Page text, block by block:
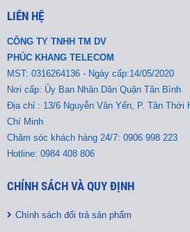
LIÊN HỆ
CÔNG TY TNHH TM DV
PHÚC KHANG TELECOM
MST: 0316264136 - Ngày cấp:14/05/2020
Nơi cấp: Ủy Ban Nhân Dân Quận Tân Bình
Địa chỉ : 13/6 Nguyễn Văn Yến, P. Tân Thới
Chí Minh
Chăm sóc khách hàng 24/7: 0906 998 223
Hotline: 0984 408 806
CHÍNH SÁCH VÀ QUY ĐỊNH
Chính sách đổi trả sản phẩm